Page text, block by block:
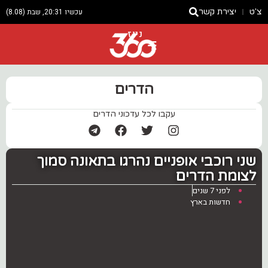
צ'ט יצירת קשר עכשיו 20:31, שבת (8.08)
ניוז
הדרים
עקבו לכל עדכוני הדרים
שני רוכבי אופניים נהרגו בתאונה סמוך
לצומת הדרים
לפני 7 שנים
חדשות בארץ